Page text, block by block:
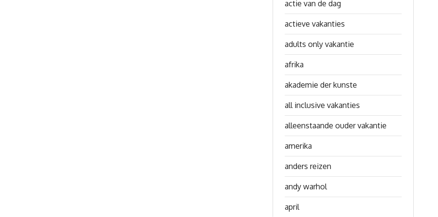
actie van de dag
actieve vakanties
adults only vakantie
afrika
akademie der kunste
all inclusive vakanties
alleenstaande ouder vakantie
amerika
anders reizen
andy warhol
april